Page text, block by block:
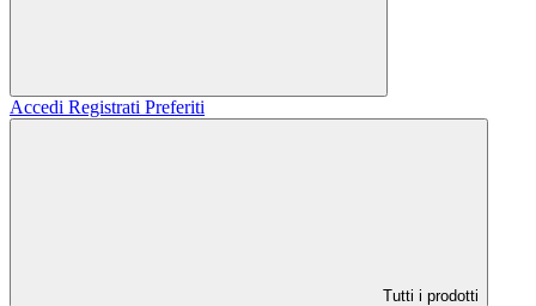
Accedi Registrati Preferiti
Tutti i prodotti